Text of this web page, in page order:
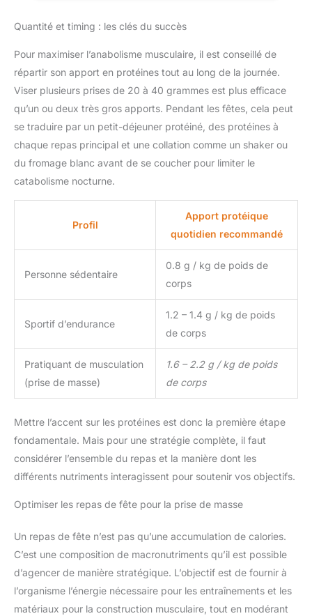
crampes et réduire les douleurs
protéine whey qui maintient
votre corps toujours prêt à
progresser, sans stagnation.
QUALITÉ PHARMACEUTIQUE
notre laboratoire propre avec le
numéro d’enregistrement
sanitaire Nº 26.017412/M et
formulé selon les directives de
Sécurité des Aliments).
sécurité et une traçabilité totales
question, notre service client,
disposition pour vous
personnalisée.
Quantité et timing : les clés du succès
Pour maximiser l’anabolisme musculaire, il est conseillé de
répartir son apport en protéines tout au long de la journée.
Viser plusieurs prises de 20 à 40 grammes est plus efficace
qu’un ou deux très gros apports. Pendant les fêtes, cela peut
se traduire par un petit-déjeuner protéiné, des protéines à
chaque repas principal et une collation comme un shaker ou
du fromage blanc avant de se coucher pour limiter le
catabolisme nocturne.
Profil
Apport protéique
quotidien recommandé
Personne sédentaire
0.8 g / kg de poids de
corps
Sportif d’endurance
1.2 – 1.4 g / kg de poids
de corps
Pratiquant de musculation
(prise de masse)
1.6 – 2.2 g / kg de poids
de corps
Mettre l’accent sur les protéines est donc la première étape
fondamentale. Mais pour une stratégie complète, il faut
considérer l’ensemble du repas et la manière dont les
différents nutriments interagissent pour soutenir vos objectifs.
Optimiser les repas de fête pour la prise de masse
Un repas de fête n’est pas qu’une accumulation de calories.
C’est une composition de macronutriments qu’il est possible
d’agencer de manière stratégique. L’objectif est de fournir à
l’organisme l’énergie nécessaire pour les entraînements et les
matériaux pour la construction musculaire, tout en modérant